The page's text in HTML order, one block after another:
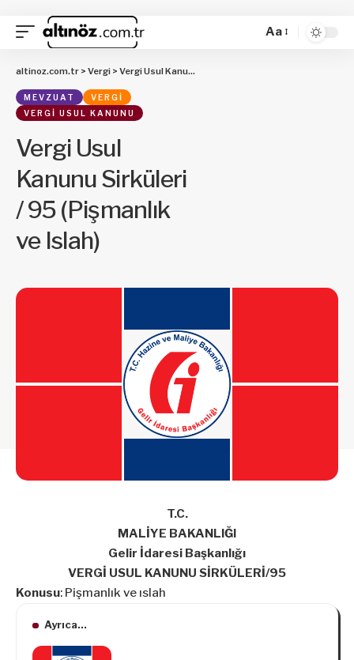
Aa
altinoz.com.tr > Vergi > Vergi Usul Kanunu
MEVZUAT
VERGI
VERGI USUL KANUNU
Vergi Usul
Kanunu Sirküleri
/ 95 (Pişmanlık
ve Islah)
T.C.
MALİYE BAKANLIĞI
Gelir İdaresi Başkanlığı
VERGİ USUL KANUNU SİRKÜLERİ/95
Konusu: Pişmanlık ve ıslah
Ayrıca...